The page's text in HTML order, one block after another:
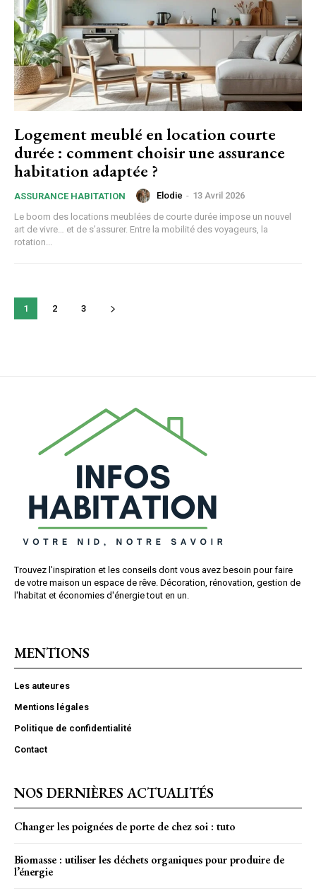
Logement meublé en location courte
durée : comment choisir une assurance
habitation adaptée ?
ASSURANCE HABITATION Elodie - 13 Avril 2026
Le boom des locations meublées de courte durée impose un nouvel
art de vivre… et de s’assurer. Entre la mobilité des voyageurs, la
rotation...
1 2 3
Trouvez l'inspiration et les conseils dont vous avez besoin pour faire
de votre maison un espace de rêve. Décoration, rénovation, gestion de
l'habitat et économies d'énergie tout en un.
MENTIONS
Les auteures
Mentions légales
Politique de confidentialité
Contact
NOS DERNIÈRES ACTUALITÉS
Changer les poignées de porte de chez soi : tuto
Biomasse : utiliser les déchets organiques pour produire de
l’énergie